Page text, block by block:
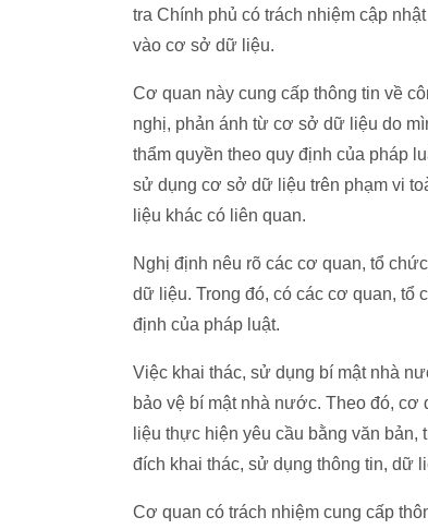
tra Chính phủ có trách nhiệm cập
vào cơ sở dữ liệu.
Cơ quan này cung cấp thông tin về
nghị, phản ánh từ cơ sở dữ liệu do
thẩm quyền theo quy định của pháp
sử dụng cơ sở dữ liệu trên phạm vi
liệu khác có liên quan.
Nghị định nêu rõ các cơ quan, tổ
dữ liệu. Trong đó, có các cơ quan, tổ
định của pháp luật.
Việc khai thác, sử dụng bí mật nhà
bảo vệ bí mật nhà nước. Theo đó, cơ
liệu thực hiện yêu cầu bằng văn
đích khai thác, sử dụng thông tin, dữ
Cơ quan có trách nhiệm cung cấp